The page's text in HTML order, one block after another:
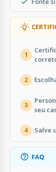
1
2
3
seu
4 Salve
FAQ